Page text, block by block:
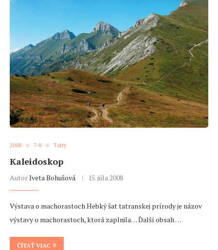
2008 7-8 Tatry
Kaleidoskop
AutorIveta Bohušová 15. júla 2008
Výstava o machorastoch Hebký šat tatranskej prírody je názov
výstavy o machorastoch, ktorá zaplnila… Ďalší obsah …
ČÍTAŤ VIAC